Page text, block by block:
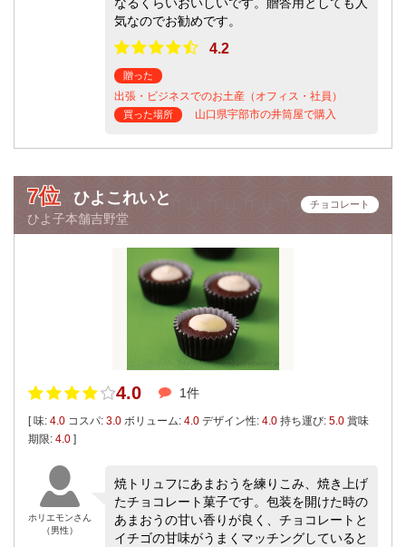
気なのでお勧めです。
4.2
贈った
出張・ビジネスでのお土産（オフィス・社員）
買った場所 山口県宇部市の井筒屋で購入
7位 ひよこれいと
ひよ子本舗吉野堂
チョコレート
4.0 1件
[ 味: 4.0 コスパ: 3.0 ボリューム: 4.0 デザイン性: 4.0 持ち運び: 5.0 賞味
期限: 4.0 ]
ホリエモンさん
（男性）
焼トリュフにあまおうを練りこみ、焼き上げ
たチョコレート菓子です。包装を開けた時の
あまおうの甘い香りが良く、チョコレートと
イチゴの甘味がうまくマッチングしていると